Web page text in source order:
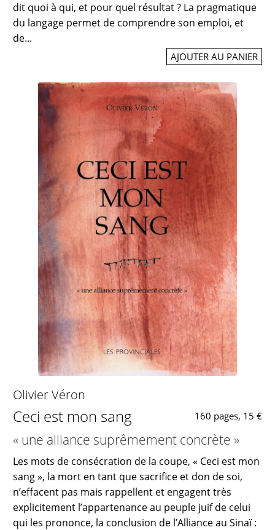
dit quoi à qui, et pour quel résultat ? La pragmatique
du langage permet de comprendre son emploi, et
de...
AJOUTER AU PANIER
Olivier Véron
Ceci est mon sang 160 pages, 15 €
« une alliance suprêmement concrète »
Les mots de consécration de la coupe, « Ceci est mon
sang », la mort en tant que sacrifice et don de soi,
n’effacent pas mais rappellent et engagent très
explicitement l’appartenance au peuple juif de celui
qui les prononce, la conclusion de l’Alliance au Sinaï :